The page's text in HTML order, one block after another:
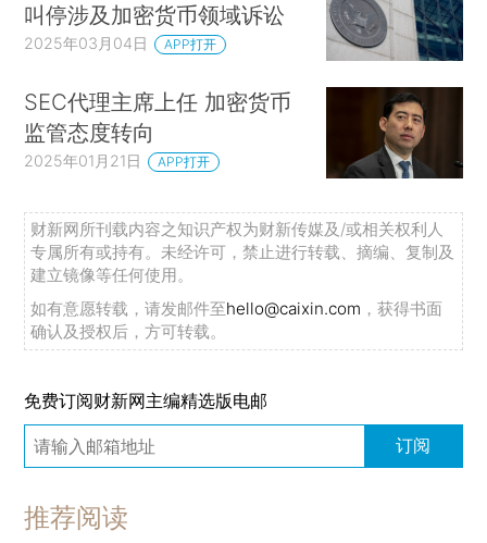
叫停涉及加密货币领域诉讼
2025年03月04日 APP打开
SEC代理主席上任 加密货币
监管态度转向
2025年01月21日 APP打开
财新网所刊载内容之知识产权为财新传媒及/或相关权利人
专属所有或持有。未经许可，禁止进行转载、摘编、复制及
建立镜像等任何使用。
如有意愿转载，请发邮件至hello@caixin.com ，获得书面
确认及授权后，方可转载。
免费订阅财新网主编精选版电邮
订阅
推荐阅读